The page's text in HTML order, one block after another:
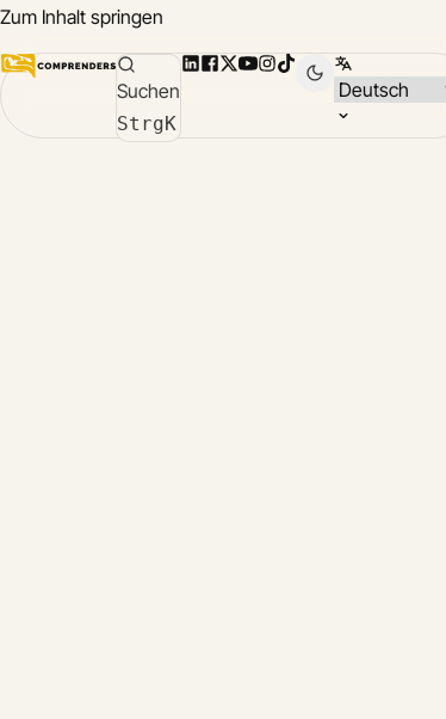
Zum Inhalt springen
Suchen
StrgK
LinkedIn
Facebook
X YouTube
Instagram
TikTok Sprache